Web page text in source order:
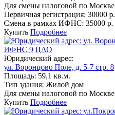
Для смены налоговой по Москве
Первичная регистрация: 30000 р.
Смена в рамках ИФНС: 35000 р.
Купить Подробнее
ИФНС 9 ЦАО
Юридический адрес:
ул. Воронцово Поле, д. 5-7 стр. 8
Площадь: 59,1 кв.м.
Тип здания: Жилой дом
Для смены налоговой по Москве
Купить Подробнее